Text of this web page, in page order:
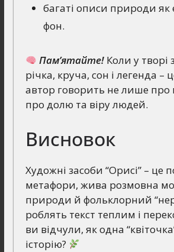
багаті описи природи
фон.
Пам’ятайте! Коли у творі
річка, круча, сон і легенда –
автор говорить не лише про
про долю та віру людей.
Висновок
Художні засоби “Орисі” – це
метафори, жива розмовна
природи й фольклорний
роблять текст теплим і
ви відчули, як одна
історію?